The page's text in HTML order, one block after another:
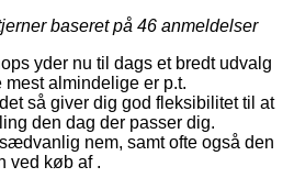
baseret på 46 anmeldelser
yder nu til dags et bredt udvalg
mest almindelige er p.t.
så giver dig god fleksibilitet til at
den dag der passer dig.
nem, samt ofte også den
ved køb af .